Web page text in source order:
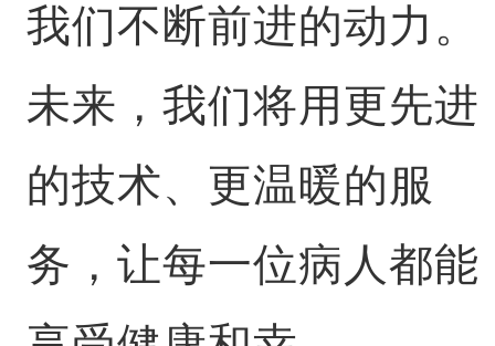
我们不断前进的动力。
未来，我们将用更先进
的技术、更温暖的服
务，让每一位病人都能